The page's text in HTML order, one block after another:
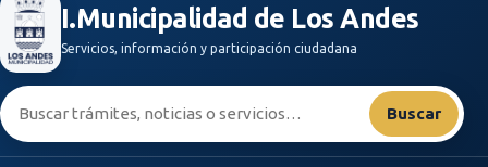
I.Municipalidad de Los Andes
Servicios, información y participación ciudadana
Buscar:
Buscar